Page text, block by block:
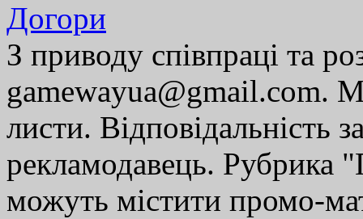
Догори
З приводу співпраці та
gamewayua@gmail.com.
листи. Відповідальність
рекламодавець. Рубрика
можуть містити промо-